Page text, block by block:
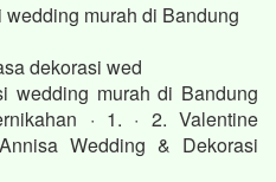
murah di Bandung
dekorasi wed
wedding murah di Bandung
· 1. · 2. Valentine
Wedding & Dekorasi